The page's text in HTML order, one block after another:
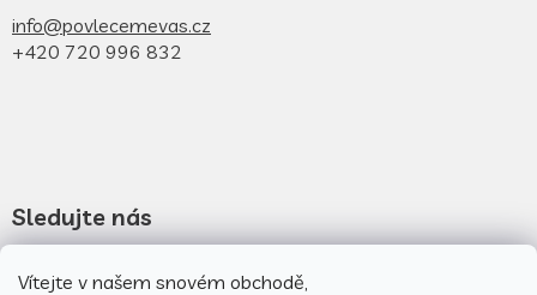
Vítejte v našem snovém obchodě,
info@povlecemevas.cz
+420 720 996 832
Sledujte nás
Novinky na facebooku